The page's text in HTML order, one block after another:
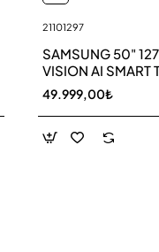
21101297
SAMSUNG 50"
VISION AI SMART
UE50M70HAU
49.999,00₺